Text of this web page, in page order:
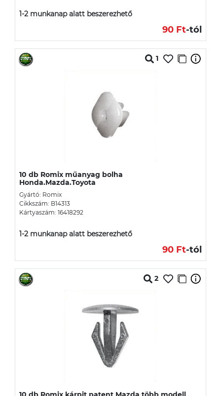
1-2 munkanap alatt beszerezhető
90 Ft-tól
1
10 db Romix műanyag bolha
Honda.Mazda.Toyota
Gyártó: Romix
Cikkszám: B14313
Kártyaszám: 16418292
1-2 munkanap alatt beszerezhető
90 Ft-tól
2